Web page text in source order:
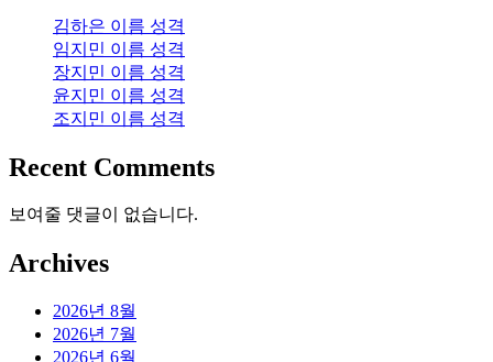
김하은 이름 성격
임지민 이름 성격
장지민 이름 성격
윤지민 이름 성격
조지민 이름 성격
Recent Comments
보여줄 댓글이 없습니다.
Archives
2026년 8월
2026년 7월
2026년 6월